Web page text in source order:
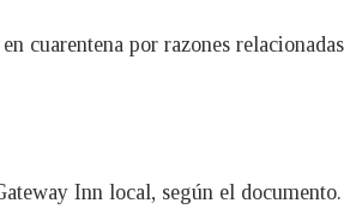
cuarentena por razones
Inn local, según el documento.